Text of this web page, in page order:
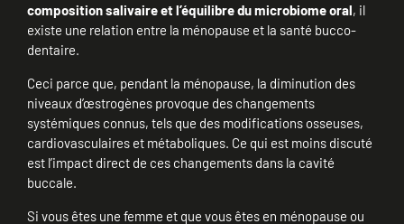
composition salivaire et l’équilibre du microbiome oral, il
existe une relation entre la ménopause et la santé bucco-
dentaire.
Ceci parce que, pendant la ménopause, la diminution des
niveaux d’œstrogènes provoque des changements
systémiques connus, tels que des modifications osseuses,
cardiovasculaires et métaboliques. Ce qui est moins discuté
est l’impact direct de ces changements dans la cavité
buccale.
Si vous êtes une femme et que vous êtes en ménopause ou